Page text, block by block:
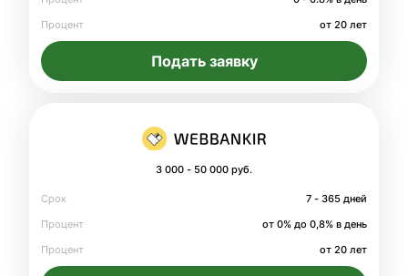
Процент
от 20 лет
Подать заявку
3 000 - 50 000 руб.
Срок
7 - 365 дней
Процент
от 0% до 0,8% в день
Процент
от 20 лет